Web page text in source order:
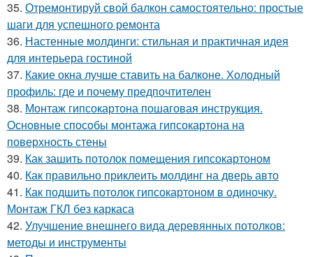
35. Отремонтируй свой балкон самостоятельно: простые
шаги для успешного ремонта
36. Настенные молдинги: стильная и практичная идея
для интерьера гостиной
37. Какие окна лучше ставить на балконе. Холодный
профиль: где и почему предпочтителен
38. Монтаж гипсокартона пошаговая инструкция.
Основные способы монтажа гипсокартона на
поверхность стены
39. Как зашить потолок помещения гипсокартоном
40. Как правильно приклеить молдинг на дверь авто
41. Как подшить потолок гипсокартоном в одиночку.
Монтаж ГКЛ без каркаса
42. Улучшение внешнего вида деревянных потолков:
методы и инструменты